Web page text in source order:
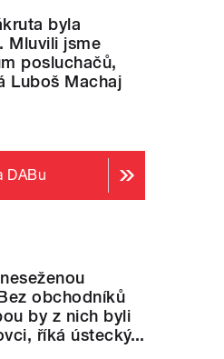
byla
Mluvili jsme
posluchačů,
Luboš Machaj
DABu
obchodníků
by z nich byli
říká ústecký...